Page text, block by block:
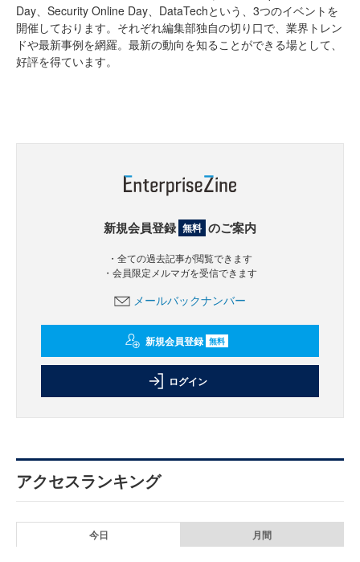
Day、Security Online Day、DataTechという、3つのイベントを
開催しております。それぞれ編集部独自の切り口で、業界トレン
ドや最新事例を網羅。最新の動向を知ることができる場として、
好評を得ています。
新規会員登録 無料 のご案内
・全ての過去記事が閲覧できます
・会員限定メルマガを受信できます
メールバックナンバー
新規会員登録 無料
ログイン
アクセスランキング
今日 月間